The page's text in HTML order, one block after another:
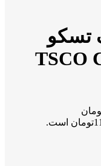
تسکو
TSCO
13,000,000تومان